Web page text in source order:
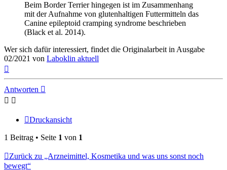
Beim Border Terrier hingegen ist im Zusammenhang
mit der Aufnahme von glutenhaltigen Futtermitteln das
Canine epileptoid cramping syndrome beschrieben
(Black et al. 2014).
Wer sich dafür interessiert, findet die Originalarbeit in Ausgabe
02/2021 von Laboklin aktuell
Antworten
Druckansicht
1 Beitrag • Seite 1 von 1
Zurück zu „Arzneimittel, Kosmetika und was uns sonst noch
bewegt“